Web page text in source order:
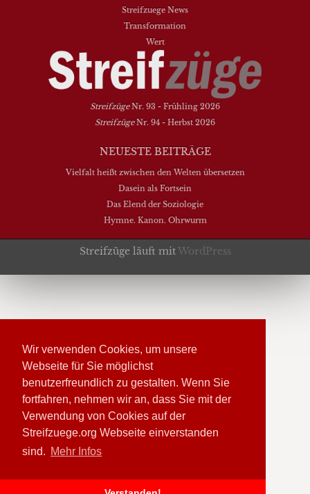
Wir verwenden Cookies, um unsere
Webseite für Sie möglichst
benutzerfreundlich zu gestalten. Wenn Sie
fortfahren, nehmen wir an, dass Sie mit der
Verwendung von Cookies auf der
Streifzuege.org Webseite einverstanden
sind. Mehr Infos
Streifzuege News
Transformation
Wert
StreifzügeNr. 93 - Frühling 2026
StreifzügeNr. 94 - Herbst 2026
NEUESTE BEITRÄGE
Vielfalt heißt zwischen den Welten übersetzen
Dasein als Fortsein
Das Elend der Soziologie
Hymne. Kanon. Ohrwurm
Streifzüge läuft mitWordPress